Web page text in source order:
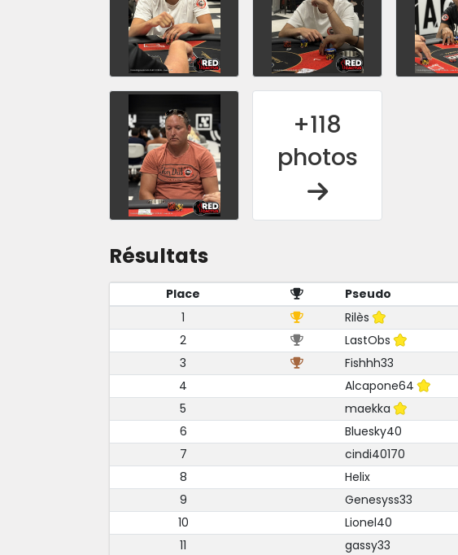
+118
photos
Résultats
Place Pseudo
1
Rilès
2
LastObs
3
Fishhh33
4
Alcapone64
5
maekka
6
Bluesky40
7
cindi40170
8
Helix
9
Genesyss33
10
Lionel40
11
gassy33